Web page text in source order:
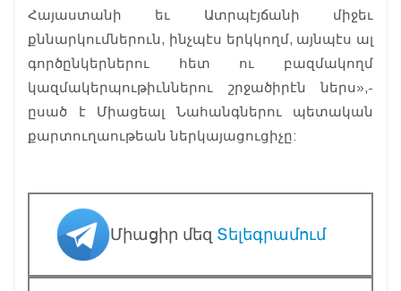
Հայաստանի եւ Ատրպէյճանի միջեւ
քննարկումներուն, ինչպէս երկկողմ, այնպէս ալ
գործընկերներու հետ ու բազմակողմ
կազմակերպութիւններու շրջածիրէն ներս»,-
ըսած է Միացեալ Նահանգներու պետական
քարտուղաութեան ներկայացուցիչը:
Միացիր մեզ Տելեգրամում